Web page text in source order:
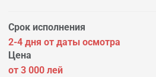
Срок исполнения
2-4 дня от даты осмотра
Цена
от 3 000 лей